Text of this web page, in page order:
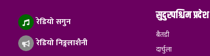
रेडियो सगुन
रेडियो निङ्गलाशैनी
सुदुरपश्चिम प्रदेश
बैतडी
दार्चुला